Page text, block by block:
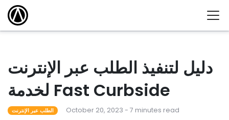
دليل لتنفيذ الطلب عبر الإنترنت
لخدمة Fast Curbside
الطلب عبر الإنترنت October 20, 2023 - 7 minutes read